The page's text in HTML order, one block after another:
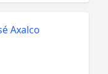
Axalco